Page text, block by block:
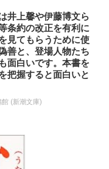
井上馨や伊藤博文ら
条約の改正を有利に
見てもらうために使
善と、登場人物たち
面白いです。本書を
把握すると面白いと
(新潮文庫)